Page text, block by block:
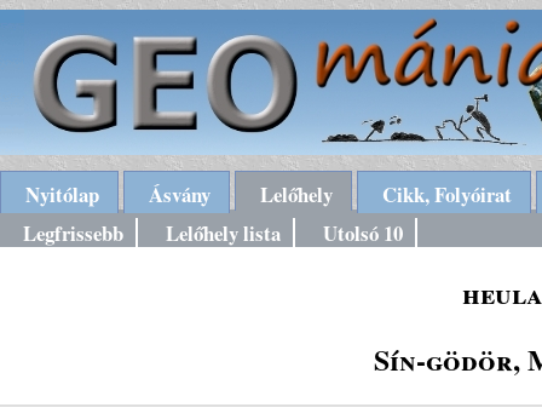
Nyitólap Ásvány Lelőhely
Cikk, Folyóirat
Legfrissebb
Lelőhely lista Utolsó 10
Sín-gödör,